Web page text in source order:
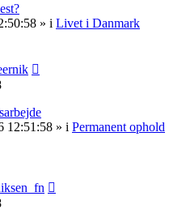
» i Livet i Danmark
12:51:58 » i Permanent ophold